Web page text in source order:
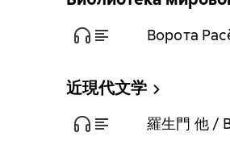
Ворота
近現代文学
羅生門 他 /